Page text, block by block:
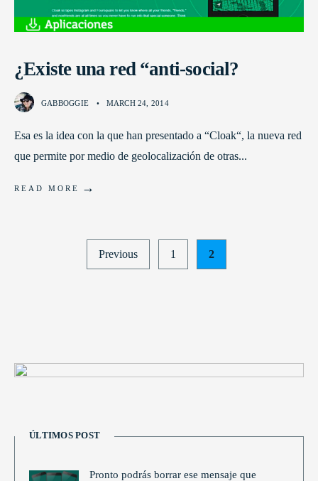
¿Existe una red “anti-social?
GABBOGGIE • MARCH 24, 2014
Esa es la idea con la que han presentado a “Cloak“, la nueva red
que permite por medio de geolocalización de otras...
READ MORE →
pagination
Previous 1 2
ÚLTIMOS POST
Pronto podrás borrar ese mensaje que